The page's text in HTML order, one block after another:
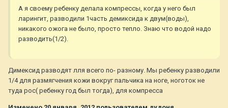
А я своему ребенку делала компрессы, когда у него был
ларингит, разводили 1часть демиксида к двум(воды),
никакого ожога не было, просто тепло. Знаю что водой надо
разводить(1/2).
Димексид разводят лля всего по- разному. Мы ребенку разводили
1/4 для размягчения кожи вокруг пальчика на ноге, ноготок не
туда рос( ребенку год был тогда), для компресса